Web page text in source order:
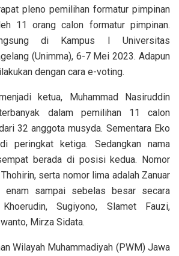
pleno pemilihan formatur pimpinan
11 orang calon formatur pimpinan.
di Kampus I Universitas
(Unimma), 6-7 Mei 2023. Adapun
dengan cara e-voting.
ketua, Muhammad Nasiruddin
dalam pemilihan 11 calon
32 anggota musyda. Sementara Eko
peringkat ketiga. Sedangkan nama
berada di posisi kedua. Nomor
serta nomor lima adalah Zanuar
enam sampai sebelas besar secara
Sugiyono, Slamet Fauzi,
Mirza Sidata.
Wilayah Muhammadiyah (PWM) Jawa